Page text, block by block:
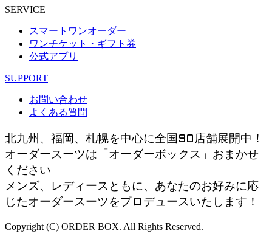
SERVICE
スマートワンオーダー
ワンチケット・ギフト券
公式アプリ
SUPPORT
お問い合わせ
よくある質問
北九州、福岡、札幌を中心に全国90店舗展開中！
オーダースーツは「オーダーボックス」おまかせ
ください
メンズ、レディースともに、あなたのお好みに応
じたオーダースーツをプロデュースいたします！
Copyright (C) ORDER BOX. All Rights Reserved.